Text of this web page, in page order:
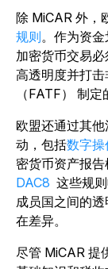
除 MiCAR 外，
规则。作为资
加密货币交易
高透明度并打
（FATF） 制定
欧盟还通过其
动，包括数字操
密货币资产报告
DAC8 这些规
成员国之间的
在差异。
尽管 MiCAR 提